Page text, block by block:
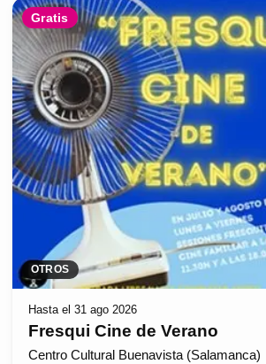
Gratis
OTROS
Hasta el 31 ago 2026
Fresqui Cine de Verano
Centro Cultural Buenavista (Salamanca)